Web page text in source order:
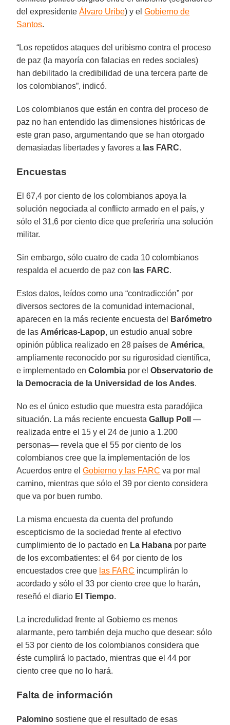
del expresidenteÁlvaro Uribe) y elGobierno de
Santos.
“Los repetidos ataques del uribismo contra el proceso
de paz (la mayoría con falacias en redes sociales)
han debilitado la credibilidad de una tercera parte de
los colombianos”, indicó.
Los colombianos que están en contra del proceso de
paz no han entendido las dimensiones históricas de
este gran paso, argumentando que se han otorgado
demasiadas libertades y favores a las FARC.
Encuestas
El 67,4 por ciento de los colombianos apoya la
solución negociada al conflicto armado en el país, y
sólo el 31,6 por ciento dice que preferiría una solución
militar.
Sin embargo, sólo cuatro de cada 10 colombianos
respalda el acuerdo de paz con las FARC.
Estos datos, leídos como una “contradicción” por
diversos sectores de la comunidad internacional,
aparecen en la más reciente encuesta del
Barómetro
de las Américas-Lapop, un estudio anual sobre
opinión pública realizado en 28 países de América,
ampliamente reconocido por su rigurosidad científica,
e implementado enColombia por elObservatorio de
la Democracia de la Universidad de los Andes.
No es el único estudio que muestra esta paradójica
situación. La más reciente encuestaGallup Poll
—
realizada entre el 15 y el 24 de junio a 1.200
personas— revela que el 55 por ciento de los
colombianos cree que la implementación de los
Acuerdos entre elGobierno y las FARC va por mal
camino, mientras que sólo el 39 por ciento considera
que va por buen rumbo.
La misma encuesta da cuenta del profundo
escepticismo de la sociedad frente al efectivo
cumplimiento de lo pactado en La Habana por parte
de los excombatientes: el 64 por ciento de los
encuestados cree que las FARC incumplirán lo
acordado y sólo el 33 por ciento cree que lo harán,
reseñó el diario El Tiempo.
La incredulidad frente al Gobierno es menos
alarmante, pero también deja mucho que desear: sólo
el 53 por ciento de los colombianos considera que
éste cumplirá lo pactado, mientras que el 44 por
ciento cree que no lo hará.
Falta de información
Palomino sostiene que el resultado de esas